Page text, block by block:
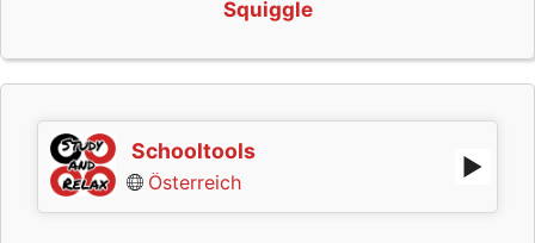
Squiggle
Schooltools
Österreich